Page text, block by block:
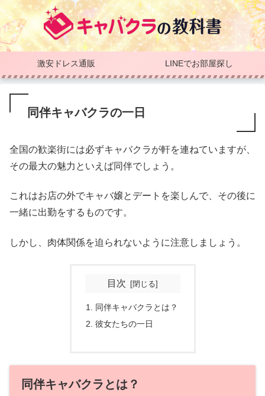
激安ドレス通販 LINEでお部屋探し
同伴キャバクラの一日
全国の歓楽街には必ずキャバクラが軒を連ねていますが、
その最大の魅力といえば同伴でしょう。
これはお店の外でキャバ嬢とデートを楽しんで、その後に
一緒に出勤をするものです。
しかし、肉体関係を迫られないように注意しましょう。
目次
同伴キャバクラとは？
彼女たちの一日
同伴キャバクラとは？